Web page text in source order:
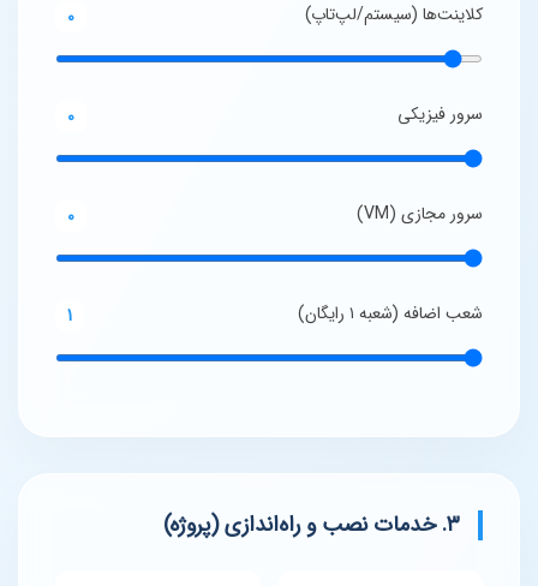
کلاینت‌ها (سیستم/لپ‌تاپ) 0
سرور فیزیکی 0
سرور مجازی (VM) 0
شعب اضافه (شعبه ۱ رایگان) 1
۳. خدمات نصب و راه‌اندازی (پروژه)